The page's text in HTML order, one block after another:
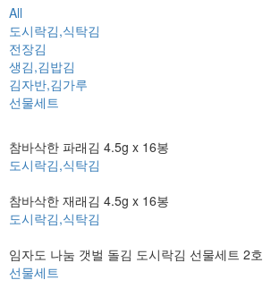
All
도시락김,식탁김
전장김
생김,김밥김
김자반,김가루
선물세트
참바삭한 파래김 4.5g x 16봉
도시락김,식탁김
참바삭한 재래김 4.5g x 16봉
도시락김,식탁김
임자도 나눔 갯벌 돌김 도시락김 선물세트 2호
선물세트